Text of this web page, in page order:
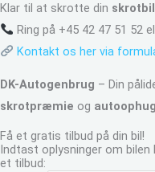
Klar til at skrotte din
Ring på +45 42 47 51 52
Kontakt os her via
DK-Autogenbrug – Din
skrotpræmie og
Få et gratis tilbud på din bil!
Indtast oplysninger om bilen
et tilbud: